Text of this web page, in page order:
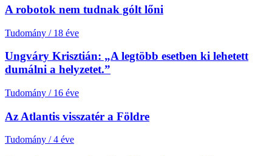
A robotok nem tudnak gólt lőni
Tudomány / 18 éve
Ungváry Krisztián: „A legtöbb esetben ki lehetett
dumálni a helyzetet.”
Tudomány / 16 éve
Az Atlantis visszatér a Földre
Tudomány / 4 éve